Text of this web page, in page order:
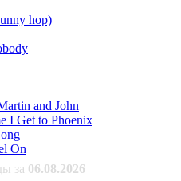
hop)
and John
I Get to Phoenix
On
за 06.08.2026